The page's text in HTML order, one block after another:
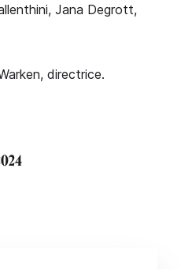
Jana Degrott,
directrice.